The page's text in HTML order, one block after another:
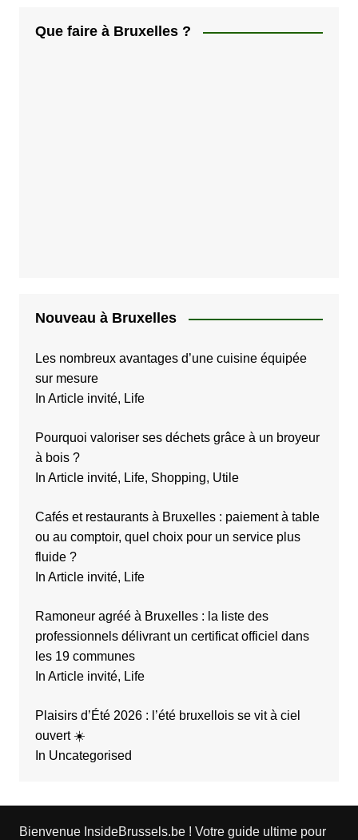
Que faire à Bruxelles ?
Nouveau à Bruxelles
Les nombreux avantages d’une cuisine équipée
sur mesure
In Article invité, Life
Pourquoi valoriser ses déchets grâce à un broyeur
à bois ?
In Article invité, Life, Shopping, Utile
Cafés et restaurants à Bruxelles : paiement à table
ou au comptoir, quel choix pour un service plus
fluide ?
In Article invité, Life
Ramoneur agréé à Bruxelles : la liste des
professionnels délivrant un certificat officiel dans
les 19 communes
In Article invité, Life
Plaisirs d’Été 2026 : l’été bruxellois se vit à ciel
ouvert ☀️
In Uncategorised
Bienvenue InsideBrussels.be ! Votre guide ultime pour